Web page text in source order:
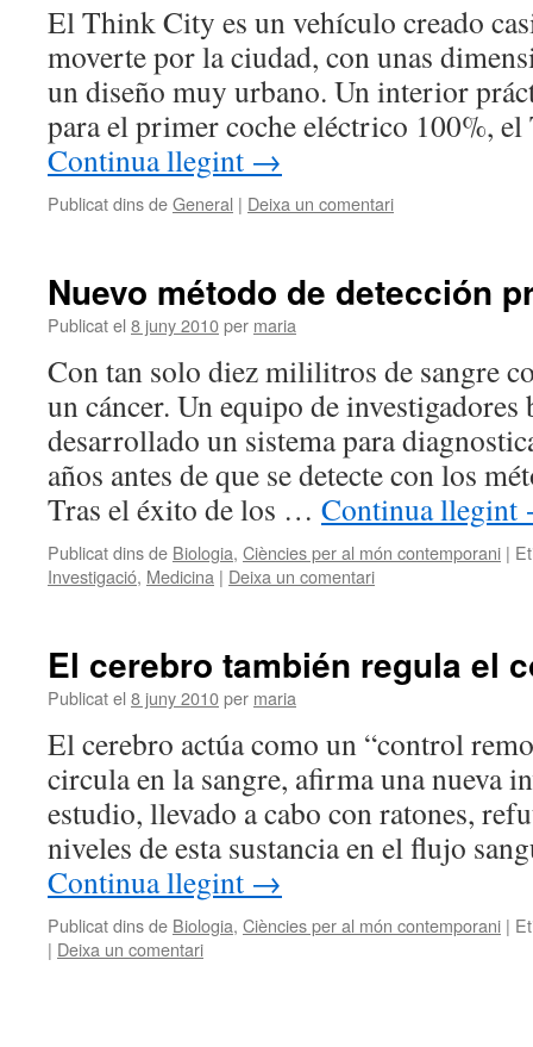
El Think City es un vehículo creado
moverte por la ciudad, con unas
un diseño muy urbano. Un interior
para el primer coche eléctrico 100%,
Continua llegint →
Publicat dins deGeneral | Deixa un comentari
Nuevo método de detección
Publicat el 8 juny 2010per maria
Con tan solo diez mililitros de sangre
un cáncer. Un equipo de
desarrollado un sistema para
años antes de que se detecte con los
Tras el éxito de los … Continua llegint
Publicat dins de Biologia, Ciències per al món contemporani |
Investigació, Medicina | Deixa un comentari
El cerebro también regula el
Publicat el 8 juny 2010per maria
El cerebro actúa como un “control
circula en la sangre, afirma una nueva
estudio, llevado a cabo con ratones,
niveles de esta sustancia en el flujo
Continua llegint →
Publicat dins de Biologia, Ciències per al món contemporani |
| Deixa un comentari